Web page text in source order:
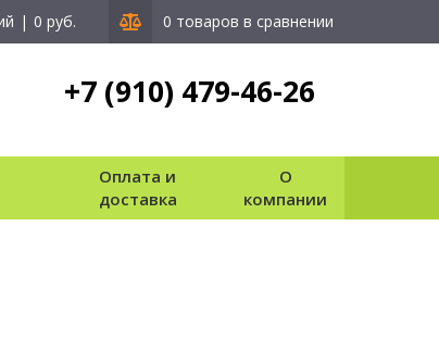
| 0 руб. 0 товаров в сравнении
+7 (910) 479-46-26
Оплата и
доставка
О
компании